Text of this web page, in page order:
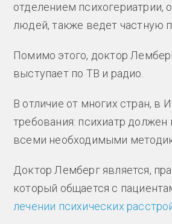
отделением психогериатрии,
людей, также ведет частную
Помимо этого, доктор
выступает по ТВ и радио.
В отличие от многих стран, в
требования: психиатр
всеми необходимыми
Доктор Лемберг является,
который общается с
лечении психических